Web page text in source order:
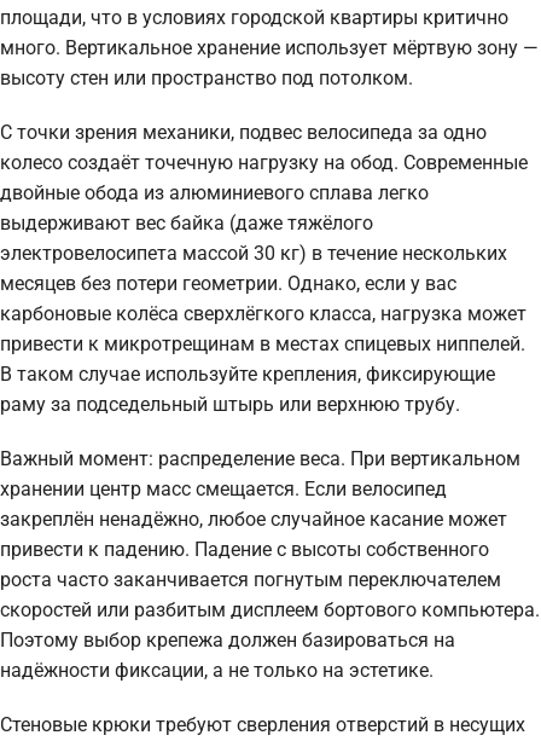
площади, что в условиях городской квартиры критично
много. Вертикальное хранение использует мёртвую зону —
высоту стен или пространство под потолком.
С точки зрения механики, подвес велосипеда за одно
колесо создаёт точечную нагрузку на обод. Современные
двойные обода из алюминиевого сплава легко
выдерживают вес байка (даже тяжёлого
электровелосипета массой 30 кг) в течение нескольких
месяцев без потери геометрии. Однако, если у вас
карбоновые колёса сверхлёгкого класса, нагрузка может
привести к микротрещинам в местах спицевых ниппелей.
В таком случае используйте крепления, фиксирующие
раму за подседельный штырь или верхнюю трубу.
Важный момент: распределение веса. При вертикальном
хранении центр масс смещается. Если велосипед
закреплён ненадёжно, любое случайное касание может
привести к падению. Падение с высоты собственного
роста часто заканчивается погнутым переключателем
скоростей или разбитым дисплеем бортового компьютера.
Поэтому выбор крепежа должен базироваться на
надёжности фиксации, а не только на эстетике.
Стеновые крюки требуют сверления отверстий в несущих